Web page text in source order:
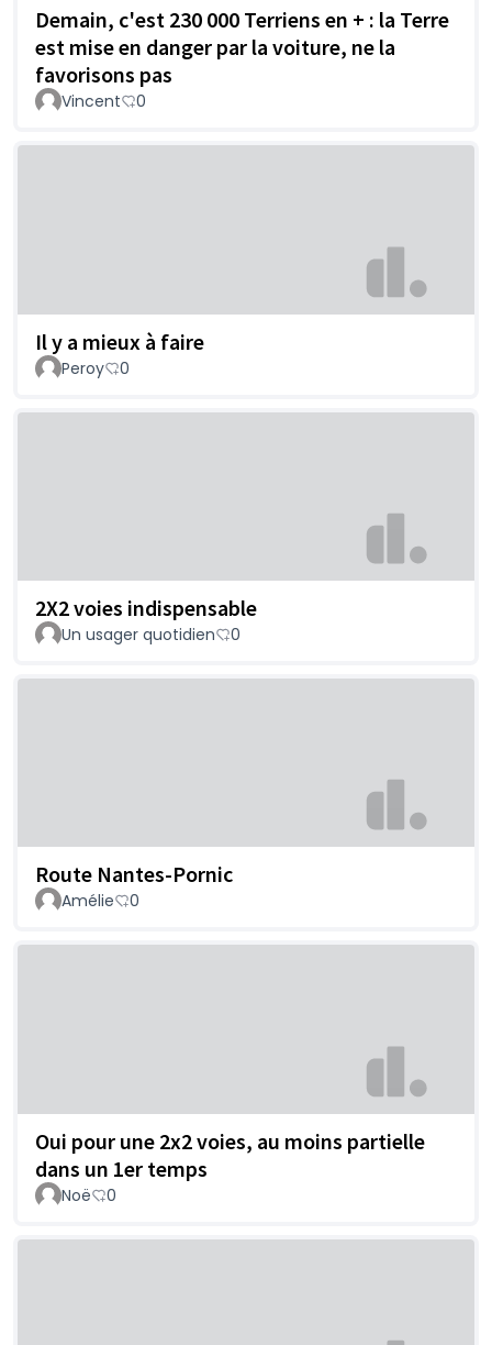
Demain, c'est 230 000 Terriens en + : la Terre
est mise en danger par la voiture, ne la
favorisons pas
Vincent 0
Il y a mieux à faire
Peroy 0
2X2 voies indispensable
Un usager quotidien 0
Route Nantes-Pornic
Amélie 0
Oui pour une 2x2 voies, au moins partielle
dans un 1er temps
Noë 0